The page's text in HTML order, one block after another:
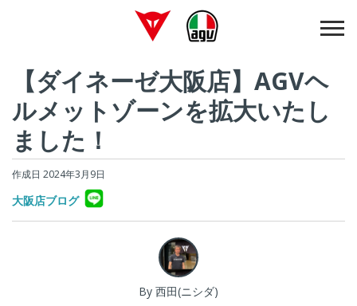
【ダイネーゼ大阪店】AGVヘ
ルメットゾーンを拡大いたし
ました！
作成日 2024年3月9日
大阪店ブログ
By 西田(ニシダ)